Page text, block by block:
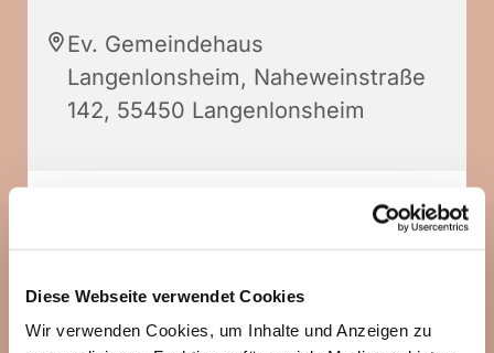
Diese Webseite verwendet Cookies
Wir verwenden Cookies, um Inhalte und Anzeigen zu
Ev. Gemeindehaus
Langenlonsheim, Naheweinstraße
142, 55450 Langenlonsheim